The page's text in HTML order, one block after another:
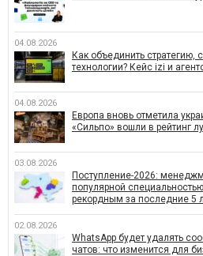
04.08.2026
Как объединить стратегию,
технологии? Кейс izi и
04.08.2026
Европа вновь отметила
«Сильпо» вошли в рейтинг
03.08.2026
Поступление-2026:
популярной
рекордным за последние 5
02.08.2026
WhatsApp будет удалять
чатов: что изменится для